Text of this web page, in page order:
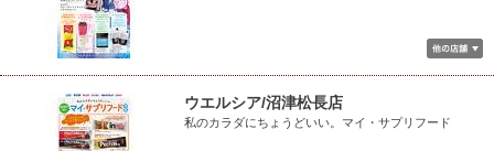
ウエルシア/沼津松長店
私のカラダにちょうどいい。マイ・サプリフード